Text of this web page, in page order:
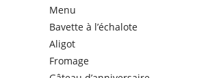
Menu
Bavette à l’échalote
Aligot
Fromage